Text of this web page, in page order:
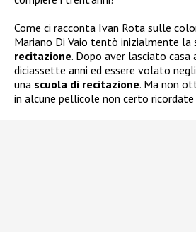
Come ci racconta Ivan Rota sulle
Mariano Di Vaio tentò inizialmente la
recitazione. Dopo aver lasciato casa
diciassette anni ed essere volato
una scuola di recitazione. Ma non
in alcune pellicole non certo ricordate